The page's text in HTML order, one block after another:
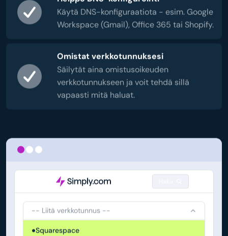
Käytä DNS-konfiguraatiota - esim. Google
Workspace (Gmail), Office 365 tai Shopify.
Omistat verkkotunnuksesi
Säilytät aina omistusoikeuden
verkkotunnukseen ja voit tehdä sillä
vapaasti mitä haluat.
-- Liitä verkkotunnus --
Squarespace